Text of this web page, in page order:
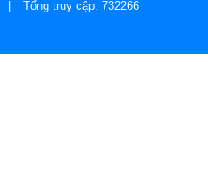
Tổng truy cập: 732266